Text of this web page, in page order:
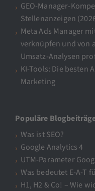
GEO-Manager-
Stellenanzeigen
Meta Ads Manager
verknüpfen und von
Umsatz-Analysen
KI-Tools: Die besten
Marketing
Populäre
Was ist SEO?
Google Analytics 4
UTM-Parameter
Was bedeutet E-A-T
H1, H2 & Co! – Wie